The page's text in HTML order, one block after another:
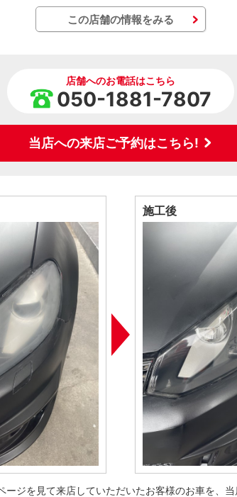
この店舗の情報をみる
店舗へのお電話はこちら
050-1881-7807
当店への来店ご予約はこちら!
施工後
ージを見て来店していただいたお客様のお車を、